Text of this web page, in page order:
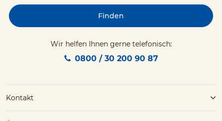
Finden
Wir helfen Ihnen gerne telefonisch:
0800 / 30 200 90 87
Kontakt